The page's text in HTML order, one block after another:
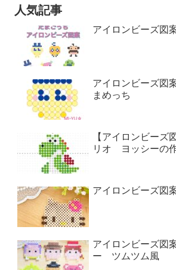
人気記事
アイロンビーズ図
アイロンビーズ
まめっち
【アイロンビーズ
リオ ヨッシーの
アイロンビーズ図
アイロンビーズ図
ー ツムツム風